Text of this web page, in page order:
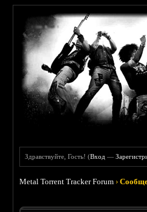
Здравствуйте, Гость! (Вход —
Metal Torrent Tracker Forum ›